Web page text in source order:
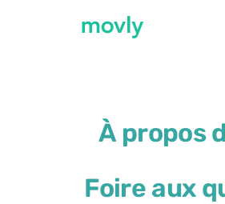
À propos
Foire aux
L’avenir de
Agence de retrait